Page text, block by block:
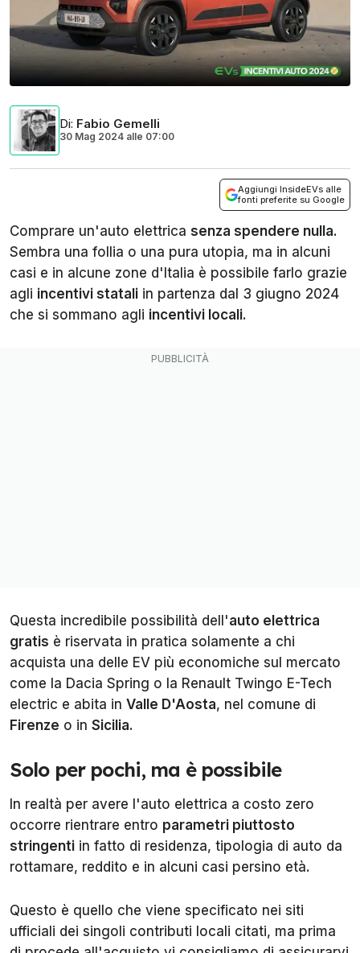
Di: Fabio Gemelli
30 Mag 2024 alle 07:00
Aggiungi InsideEVs alle
fonti preferite su Google
Comprare un'auto elettrica senza spendere nulla.
Sembra una follia o una pura utopia, ma in alcuni
casi e in alcune zone d'Italia è possibile farlo grazie
agli incentivi statali in partenza dal 3 giugno 2024
che si sommano agli incentivi locali.
Questa incredibile possibilità dell'auto elettrica
gratis è riservata in pratica solamente a chi
acquista una delle EV più economiche sul mercato
come la Dacia Spring o la Renault Twingo E-Tech
electric e abita in Valle D'Aosta, nel comune di
Firenze o in Sicilia.
Solo per pochi, ma è possibile
In realtà per avere l'auto elettrica a costo zero
occorre rientrare entro parametri piuttosto
stringenti in fatto di residenza, tipologia di auto da
rottamare, reddito e in alcuni casi persino età.
Questo è quello che viene specificato nei siti
ufficiali dei singoli contributi locali citati, ma prima